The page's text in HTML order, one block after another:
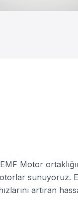
Motor
sunuyoruz.
artıran